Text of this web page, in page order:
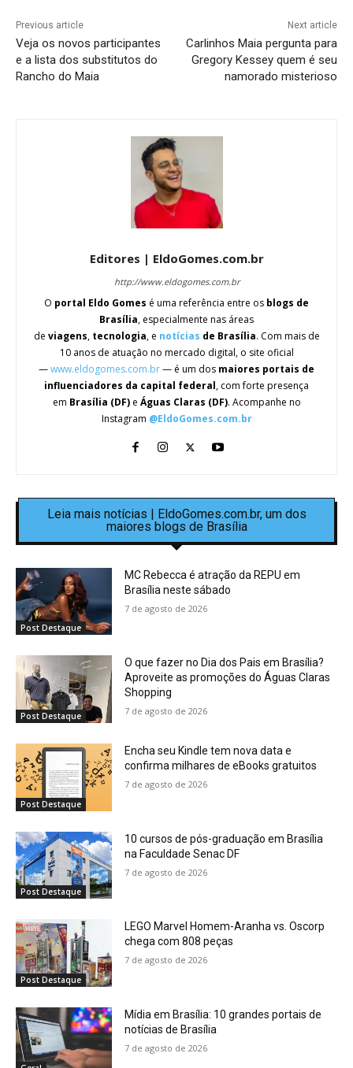
Previous article
Veja os novos participantes
e a lista dos substitutos do
Rancho do Maia
Next article
Carlinhos Maia pergunta para
Gregory Kessey quem é seu
namorado misterioso
Editores | EldoGomes.com.br
http://www.eldogomes.com.br
O portal Eldo Gomes é uma referência entre os blogs de
Brasília, especialmente nas áreas
de viagens, tecnologia, e notícias de Brasília. Com mais de
10 anos de atuação no mercado digital, o site oficial
—www.eldogomes.com.br— é um dos maiores portais de
influenciadores da capital federal, com forte presença
em Brasília (DF)e Águas Claras (DF). Acompanhe no
Instagram @EldoGomes.com.br
Leia mais notícias | EldoGomes.com.br, um dos
maiores blogs de Brasília
Post Destaque
MC Rebecca é atração da REPU em
Brasília neste sábado
7 de agosto de 2026
Post Destaque
O que fazer no Dia dos Pais em Brasília?
Aproveite as promoções do Águas Claras
Shopping
7 de agosto de 2026
Post Destaque
Encha seu Kindle tem nova data e
confirma milhares de eBooks gratuitos
7 de agosto de 2026
Post Destaque
10 cursos de pós-graduação em Brasília
na Faculdade Senac DF
7 de agosto de 2026
Post Destaque
LEGO Marvel Homem-Aranha vs. Oscorp
chega com 808 peças
7 de agosto de 2026
Mídia em Brasília: 10 grandes portais de
notícias de Brasília
7 de agosto de 2026